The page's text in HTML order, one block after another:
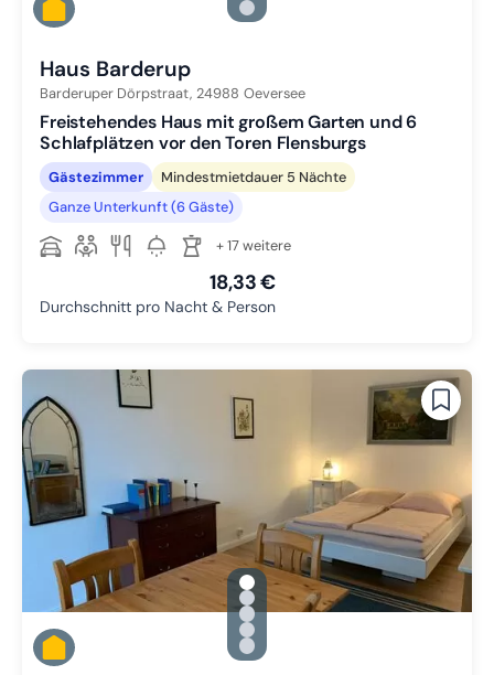
Zu Slide 4 wechseln
Zu Slide 5 wechseln
Haus Barderup
Barderuper Dörpstraat, 24988 Oeversee
Freistehendes Haus mit großem Garten und 6
Schlafplätzen vor den Toren Flensburgs
Gästezimmer
Mindestmietdauer 5 Nächte
Ganze Unterkunft (6 Gäste)
+ 17 weitere
18,33 €
Durchschnitt pro Nacht & Person
gallery.slide_selector
Zu Slide 1 wechseln
Zu Slide 2 wechseln
Zu Slide 3 wechseln
Zu Slide 4 wechseln
Zu Slide 5 wechseln